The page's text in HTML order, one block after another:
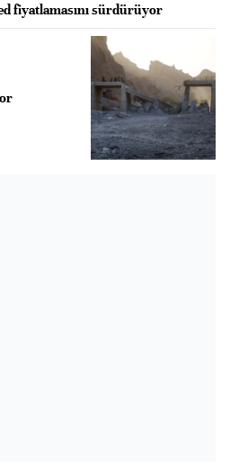
fiyatlamasını sürdürüyor